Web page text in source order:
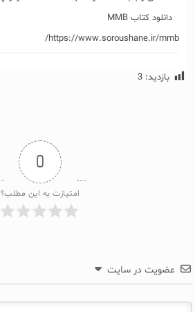
دانلود کتاب MMB
https://www.soroushane.ir/mmb/
بازدید: 3
0
امتیازت به این مطلب؟
عضویت در سایت